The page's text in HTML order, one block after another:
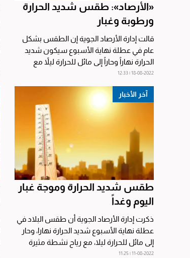
«الأرصاد»: طقس شديد الحرارة
ورطوبة وغبار
قالت إدارة الأرصاد الجوية إن الطقس بشكل
عام في عطلة نهاية الأسبوع سيكون شديد
الحرارة نهاراً وحاراً إلى مائل للحرارة ليلاً مع
رطوبة نسبية...
18-08-2022 | 12:33
آخر الأخبار
طقس شديد الحرارة وموجة غبار
اليوم وغداً
ذكرت إدارة الأرصاد الجوية أن طقس البلاد في
عطلة نهاية الأسبوع شديد الحرارة نهارا، وحار
إلى مائل للحرارة ليلا، مع رياح نشطة مثيرة
للغبار...
11-08-2022 | 11:25